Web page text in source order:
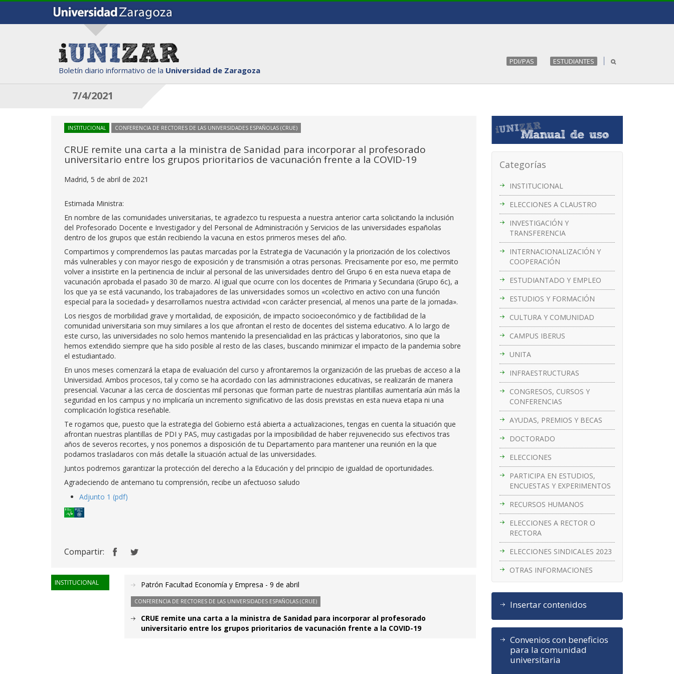
Boletín diario informativo de la Universidad de Zaragoza
PDI/PAS ESTUDIANTES
7/4/2021
Categorías
INSTITUCIONAL
ELECCIONES A CLAUSTRO
INVESTIGACIÓN Y
TRANSFERENCIA
INTERNACIONALIZACIÓN Y
COOPERACIÓN
ESTUDIANTADO Y EMPLEO
ESTUDIOS Y FORMACIÓN
CULTURA Y COMUNIDAD
CAMPUS IBERUS
UNITA
INFRAESTRUCTURAS
CONGRESOS, CURSOS Y
CONFERENCIAS
AYUDAS, PREMIOS Y BECAS
DOCTORADO
ELECCIONES
PARTICIPA EN ESTUDIOS,
ENCUESTAS Y EXPERIMENTOS
RECURSOS HUMANOS
ELECCIONES A RECTOR O
RECTORA
ELECCIONES SINDICALES 2023
OTRAS INFORMACIONES
Insertar contenidos
Convenios con beneficios
para la comunidad
universitaria
INSTITUCIONAL CONFERENCIA DE RECTORES DE LAS UNIVERSIDADES ESPAÑOLAS (CRUE)
CRUE remite una carta a la ministra de Sanidad para incorporar al profesorado
universitario entre los grupos prioritarios de vacunación frente a la COVID-19
Madrid, 5 de abril de 2021
Estimada Ministra:
En nombre de las comunidades universitarias, te agradezco tu respuesta a nuestra anterior carta solicitando la inclusión
del Profesorado Docente e Investigador y del Personal de Administración y Servicios de las universidades españolas
dentro de los grupos que están recibiendo la vacuna en estos primeros meses del año.
Compartimos y comprendemos las pautas marcadas por la Estrategia de Vacunación y la priorización de los colectivos
más vulnerables y con mayor riesgo de exposición y de transmisión a otras personas. Precisamente por eso, me permito
volver a insistirte en la pertinencia de incluir al personal de las universidades dentro del Grupo 6 en esta nueva etapa de
vacunación aprobada el pasado 30 de marzo. Al igual que ocurre con los docentes de Primaria y Secundaria (Grupo 6c), a
los que ya se está vacunando, los trabajadores de las universidades somos un «colectivo en activo con una función
especial para la sociedad» y desarrollamos nuestra actividad «con carácter presencial, al menos una parte de la jornada».
Los riesgos de morbilidad grave y mortalidad, de exposición, de impacto socioeconómico y de factibilidad de la
comunidad universitaria son muy similares a los que afrontan el resto de docentes del sistema educativo. A lo largo de
este curso, las universidades no solo hemos mantenido la presencialidad en las prácticas y laboratorios, sino que la
hemos extendido siempre que ha sido posible al resto de las clases, buscando minimizar el impacto de la pandemia sobre
el estudiantado.
En unos meses comenzará la etapa de evaluación del curso y afrontaremos la organización de las pruebas de acceso a la
Universidad. Ambos procesos, tal y como se ha acordado con las administraciones educativas, se realizarán de manera
presencial. Vacunar a las cerca de doscientas mil personas que forman parte de nuestras plantillas aumentaría aún más la
seguridad en los campus y no implicaría un incremento significativo de las dosis previstas en esta nueva etapa ni una
complicación logística reseñable.
Te rogamos que, puesto que la estrategia del Gobierno está abierta a actualizaciones, tengas en cuenta la situación que
afrontan nuestras plantillas de PDI y PAS, muy castigadas por la imposibilidad de haber rejuvenecido sus efectivos tras
años de severos recortes, y nos ponemos a disposición de tu Departamento para mantener una reunión en la que
podamos trasladaros con más detalle la situación actual de las universidades.
Juntos podremos garantizar la protección del derecho a la Educación y del principio de igualdad de oportunidades.
Agradeciendo de antemano tu comprensión, recibe un afectuoso saludo
Adjunto 1 (pdf)
Compartir:
INSTITUCIONAL Patrón Facultad Economía y Empresa - 9 de abril
CONFERENCIA DE RECTORES DE LAS UNIVERSIDADES ESPAÑOLAS (CRUE)
CRUE remite una carta a la ministra de Sanidad para incorporar al profesorado
universitario entre los grupos prioritarios de vacunación frente a la COVID-19